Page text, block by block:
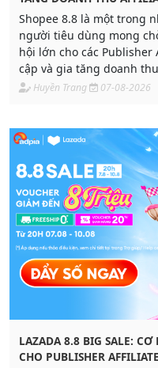
Shopee 8.8 là một trong
người tiêu dùng mong
hội lớn cho các
cập và gia tăng doanh
Huyền Trang 07-08-2026
LAZADA 8.8 BIG SALE:
CHO PUBLISHER AFFILIATE